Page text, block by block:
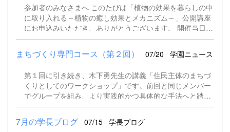
的に図式化します。 続きは、自主ゼミ（先生は参加せず
ゼミ生のみでおこなう）で進める予定です。 研究の方法
を学んで、今後に生かせていけそうですね
の防犯パトロールは毎回時間を変えて実施。 いざとなる
と消火器が使えないことがあるので、何度も訓練する事が
大切。 今日からできる活動 自分のためではなく、誰か
のために！ 講義の後、受講生の皆さんに三種類のポスト
イットを配布し「質問」「感想」「意見」を書いていただ
き、ホワイトボードに貼りました。 質問に一つひとつ丁
寧に答える高木さん あまりにも多くの質問があったの
で、次回の講義時に質問への回答を配布予定となりまし
た。
参加者のみなさまへ このたびは「植物の効果を暮らしの中
に取り入れる～植物の癒し効果とメカニズム～」公開講座
にお申込みいただき、ありがとうございます。 開催当日
は、駐車場の混雑が予想されます。駐車台数に限りがある
ため、ご来場の際はできるだけ公共交通機関をご利用くだ
さい。また、お車でお越しの際は、乗り合わせにご協力い
とご協力をお願いいたします。
まちづくり専門コース（第２回） 07/20 学園ニュース
第１回に引き続き、木下勇先生の講義「住民主体のまちづ
くりとしてのワークショップ」です。前回と同じメンバー
でグループを組み、より実践的かつ具体的な手法へと踏み
込んだプログラムとなりました。 前半は、ワークショッ
プを円滑に進行するための役割分担や、木下先生が手掛け
た3つのまちづくり事例を学ぶ講義からスタート。なかで
7月の学長ブログ 07/15 学長ブログ